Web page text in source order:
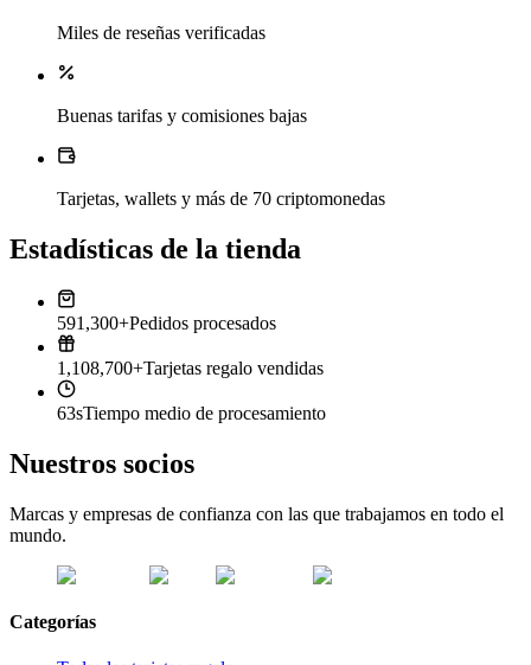
Miles de reseñas verificadas
Buenas tarifas y comisiones bajas
Tarjetas, wallets y más de 70 criptomonedas
Estadísticas de la tienda
591,300+Pedidos procesados
1,108,700+Tarjetas regalo vendidas
63sTiempo medio de procesamiento
Nuestros socios
Marcas y empresas de confianza con las que trabajamos en todo el
mundo.
Categorías